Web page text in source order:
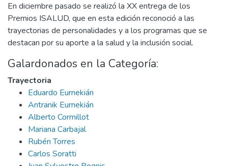
En diciembre pasado se realizó la XX entrega de los
Premios ISALUD, que en esta edición reconoció a las
trayectorias de personalidades y a los programas que se
destacan por su aporte a la salud y la inclusión social.
Galardonados en la Categoría:
Trayectoria
Eduardo Eurnekián
Antranik Eurnekián
Alberto Cormillot
Mariana Carbajal
Rubén Torres
Carlos Soratti